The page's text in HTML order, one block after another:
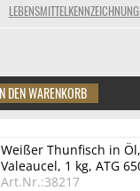
Weißer Thunfisch in
Valeaucel, 1 kg, ATG
Art.Nr.:38217